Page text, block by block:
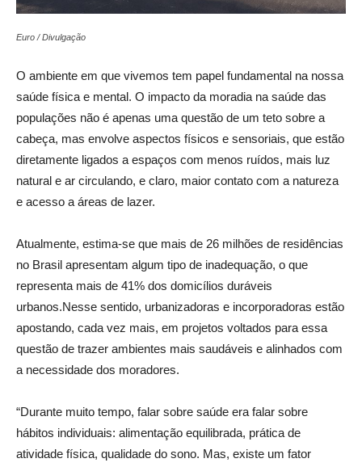
Euro / Divulgação
O ambiente em que vivemos tem papel fundamental na nossa
saúde física e mental. O impacto da moradia na saúde das
populações não é apenas uma questão de um teto sobre a
cabeça, mas envolve aspectos físicos e sensoriais, que estão
diretamente ligados a espaços com menos ruídos, mais luz
natural e ar circulando, e claro, maior contato com a natureza
e acesso a áreas de lazer.
Atualmente, estima-se que mais de 26 milhões de residências
no Brasil apresentam algum tipo de inadequação, o que
representa mais de 41% dos domicílios duráveis
urbanos.Nesse sentido, urbanizadoras e incorporadoras estão
apostando, cada vez mais, em projetos voltados para essa
questão de trazer ambientes mais saudáveis e alinhados com
a necessidade dos moradores.
“Durante muito tempo, falar sobre saúde era falar sobre
hábitos individuais: alimentação equilibrada, prática de
atividade física, qualidade do sono. Mas, existe um fator